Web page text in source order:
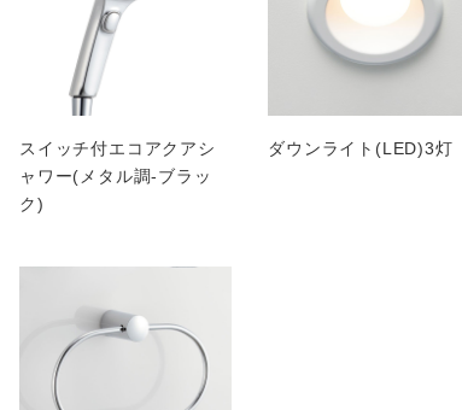
スイッチ付エコアクアシ
ャワー(メタル調-ブラッ
ク)
ダウンライト(LED)3灯